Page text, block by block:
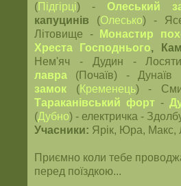
(Підгірці) - Олеський
капуцинів (Олесько) -
Літовище -
Монастир
Хреста Господнього,
Нем'яч - Дудин -
лавра (Почаїв) - Дунаїв
замок (Кременець) -
Тараканівський форт -
(Дубно) - електричка -
Учасники: Ярік, Юра, Макс,
Приємно коли тебе
перед поїздкою...